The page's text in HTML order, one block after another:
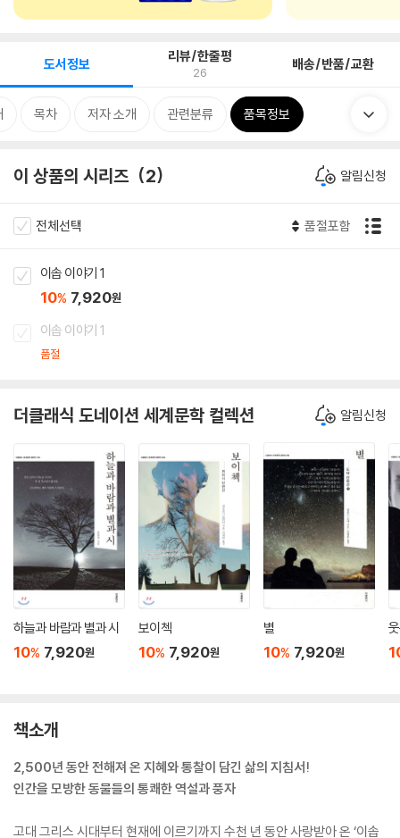
도서정보 리뷰/한줄평
26 배송/반품/교환
목차 저자 소개 관련분류 품목정보
이 상품의 시리즈 2 알림신청
전체선택 품절포함
이솝 이야기 1
10% 7,920원
이솝 이야기 1
품절
더클래식 도네이션 세계문학 컬렉션 알림신청
하늘과 바람과 별과 시
10% 7,920원
보이첵
10% 7,920원
별
10% 7,920원
책소개
2,500년 동안 전해져 온 지혜와 통찰이 담긴 삶의 지침서!
인간을 모방한 동물들의 통쾌한 역설과 풍자
고대 그리스 시대부터 현재에 이르기까지 수천 년 동안 사랑받아 온 ‘이솝